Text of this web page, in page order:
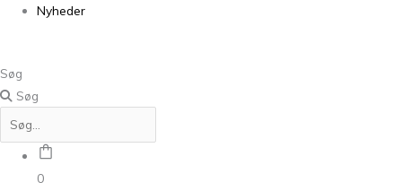
Nyheder
Søg
Søg
0